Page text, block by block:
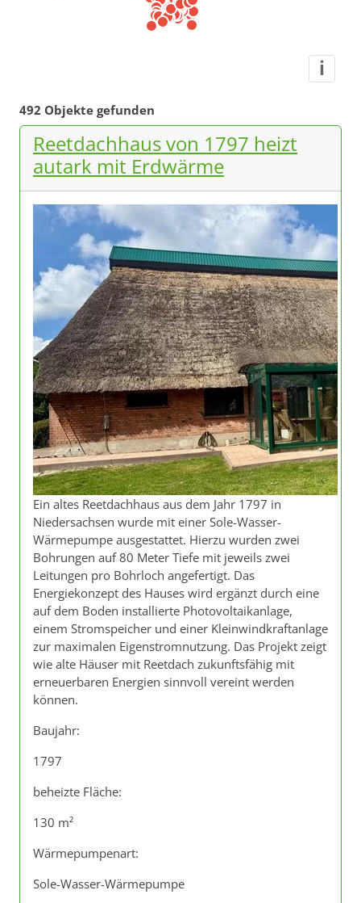
i
492 Objekte gefunden
Reetdachhaus von 1797 heizt
autark mit Erdwärme
Ein altes Reetdachhaus aus dem Jahr 1797 in
Niedersachsen wurde mit einer Sole-Wasser-
Wärmepumpe ausgestattet. Hierzu wurden zwei
Bohrungen auf 80 Meter Tiefe mit jeweils zwei
Leitungen pro Bohrloch angefertigt. Das
Energiekonzept des Hauses wird ergänzt durch eine
auf dem Boden installierte Photovoltaikanlage,
einem Stromspeicher und einer Kleinwindkraftanlage
zur maximalen Eigenstromnutzung. Das Projekt zeigt
wie alte Häuser mit Reetdach zukunftsfähig mit
erneuerbaren Energien sinnvoll vereint werden
können.
Baujahr:
1797
beheizte Fläche:
130 m²
Wärmepumpenart:
Sole-Wasser-Wärmepumpe